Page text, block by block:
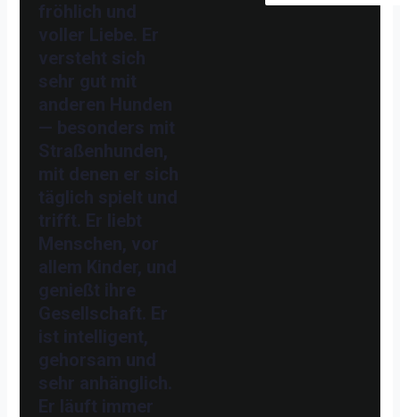
fröhlich und
voller Liebe. Er
versteht sich
sehr gut mit
anderen Hunden
— besonders mit
Straßenhunden,
mit denen er sich
täglich spielt und
trifft. Er liebt
Menschen, vor
allem Kinder, und
genießt ihre
Gesellschaft. Er
ist intelligent,
gehorsam und
sehr anhänglich.
Er läuft immer